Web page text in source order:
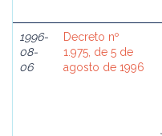
1996-
08-
06
Decreto nº
1.975, de 5 de
agosto de 1996